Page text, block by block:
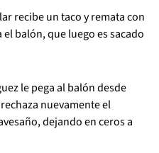
recibe un taco y remata con
balón, que luego es sacado
le pega al balón desde
nuevamente el
dejando en ceros a